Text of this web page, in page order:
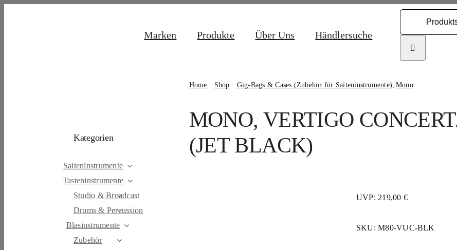
Marken Produkte Über Uns Händlersuche
Home Shop Gig-Bags & Cases (Zubehör für Saiteninstrumente) Mono
Kategorien
Saiteninstrumente
Tasteninstrumente
Studio & Broadcast
Drums & Percussion
Blasinstrumente
Zubehör
MONO, VERTIGO
(JET BLACK)
UVP: 219,00 €
SKU:M80-VUC-BLK